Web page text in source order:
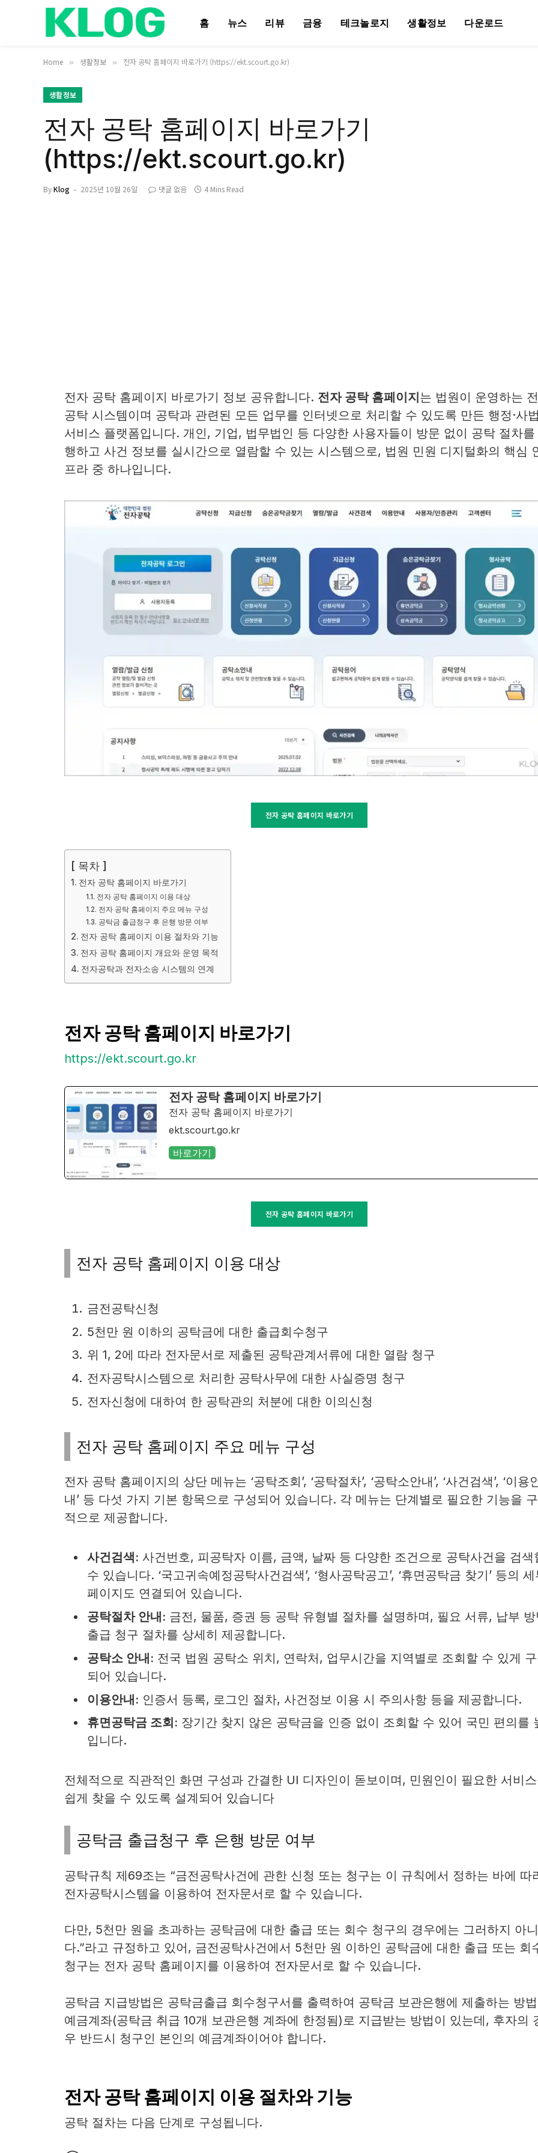
홈 뉴스 리뷰 금융 테크놀로지 생활정보 다운로드
Home » 생활정보 » 전자 공탁 홈페이지 바로가기 (https://ekt.scourt.go.kr)
생활정보
전자 공탁 홈페이지 바로가기
(https://ekt.scourt.go.kr)
ByKlog 2025년 10월 26일 댓글 없음 4 Mins Read
전자 공탁 홈페이지 바로가기 정보 공유합니다. 전자 공탁 홈페이지는 법원이 운영하는
공탁 시스템이며 공탁과 관련된 모든 업무를 인터넷으로 처리할 수 있도록 만든 행정·사법
서비스 플랫폼입니다. 개인, 기업, 법무법인 등 다양한 사용자들이 방문 없이 공탁 절차를
행하고 사건 정보를 실시간으로 열람할 수 있는 시스템으로, 법원 민원 디지털화의 핵심
프라 중 하나입니다.
전자 공탁 홈페이지 바로가기
[ 목차 ]
전자 공탁 홈페이지 바로가기
전자 공탁 홈페이지 이용 대상
전자 공탁 홈페이지 주요 메뉴 구성
공탁금 출급청구 후 은행 방문 여부
전자 공탁 홈페이지 이용 절차와 기능
전자 공탁 홈페이지 개요와 운영 목적
전자공탁과 전자소송 시스템의 연계
전자 공탁 홈페이지 바로가기
https://ekt.scourt.go.kr
전자 공탁 홈페이지 바로가기
전자 공탁 홈페이지 바로가기
ekt.scourt.go.kr
바로가기
전자 공탁 홈페이지 바로가기
전자 공탁 홈페이지 이용 대상
금전공탁신청
5천만 원 이하의 공탁금에 대한 출급회수청구
위 1, 2에 따라 전자문서로 제출된 공탁관계서류에 대한 열람 청구
전자공탁시스템으로 처리한 공탁사무에 대한 사실증명 청구
전자신청에 대하여 한 공탁관의 처분에 대한 이의신청
전자 공탁 홈페이지 주요 메뉴 구성
전자 공탁 홈페이지의 상단 메뉴는 ‘공탁조회’, ‘공탁절차’, ‘공탁소안내’, ‘사건검색’, ‘이용
내’ 등 다섯 가지 기본 항목으로 구성되어 있습니다. 각 메뉴는 단계별로 필요한 기능을
적으로 제공합니다.​
사건검색: 사건번호, 피공탁자 이름, 금액, 날짜 등 다양한 조건으로 공탁사건을 검색
수 있습니다. ‘국고귀속예정공탁사건검색’, ‘형사공탁공고’, ‘휴면공탁금 찾기’ 등의 세
페이지도 연결되어 있습니다.
공탁절차 안내: 금전, 물품, 증권 등 공탁 유형별 절차를 설명하며, 필요 서류, 납부 방
출급 청구 절차를 상세히 제공합니다.
공탁소 안내: 전국 법원 공탁소 위치, 연락처, 업무시간을 지역별로 조회할 수 있게 구
되어 있습니다.
이용안내: 인증서 등록, 로그인 절차, 사건정보 이용 시 주의사항 등을 제공합니다.
휴면공탁금 조회: 장기간 찾지 않은 공탁금을 인증 없이 조회할 수 있어 국민 편의를
입니다.
전체적으로 직관적인 화면 구성과 간결한 UI 디자인이 돋보이며, 민원인이 필요한 서비
쉽게 찾을 수 있도록 설계되어 있습니다
공탁금 출급청구 후 은행 방문 여부
공탁규칙 제69조는 “금전공탁사건에 관한 신청 또는 청구는 이 규칙에서 정하는 바에 따
전자공탁시스템을 이용하여 전자문서로 할 수 있습니다.
다만, 5천만 원을 초과하는 공탁금에 대한 출급 또는 회수 청구의 경우에는 그러하지 아
다.”라고 규정하고 있어, 금전공탁사건에서 5천만 원 이하인 공탁금에 대한 출급 또는 회
청구는 전자 공탁 홈페이지를 이용하여 전자문서로 할 수 있습니다.
공탁금 지급방법은 공탁금출급 회수청구서를 출력하여 공탁금 보관은행에 제출하는 방
예금계좌(공탁금 취급 10개 보관은행 계좌에 한정됨)로 지급받는 방법이 있는데, 후자의
우 반드시 청구인 본인의 예금계좌이어야 합니다.
전자 공탁 홈페이지 이용 절차와 기능
공탁 절차는 다음 단계로 구성됩니다.